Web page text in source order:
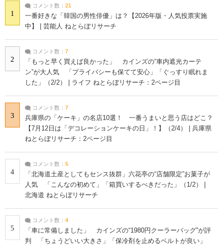
1
コメント数： 21
一番好きな「韓国の男性俳優」は？【2026年版・人気投票実施
中】 | 芸能人 ねとらぼリサーチ
2
コメント数： 7
「もっと早く買えば良かった」 カインズの“車内遮光カーテ
ン”が大人気 「プライバシーも保てて安心」「ぐっすり眠れま
した」（2/2） | ライフ ねとらぼリサーチ：2ページ目
3
コメント数： 7
兵庫県の「ケーキ」の名店10選！ 一番うまいと思う店はどこ？
【7月12日は「デコレーションケーキの日」！】（2/4） | 兵庫県
ねとらぼリサーチ：2ページ目
4
コメント数： 5
「北海道土産としてもセンス抜群」六花亭の“店舗限定”お菓子が
人気 「こんなの初めて」「箱買いするべきだった」（1/2） |
北海道 ねとらぼリサーチ
5
コメント数： 4
「車に常備しました」 カインズの“1980円クーラーバッグ”が評
判 「ちょうどいい大きさ」「保冷剤を止めるベルトが良い」